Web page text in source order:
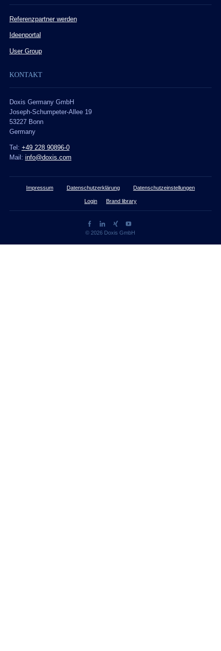
Referenzpartner werden
Ideenportal
User Group
KONTAKT
Doxis Germany GmbH
Joseph-Schumpeter-Allee 19
53227 Bonn
Germany
Tel: +49 228 90896-0
Mail: info@doxis.com
Impressum Datenschutzerklärung Datenschutzeinstellungen
Login Brand library
© 2026 Doxis GmbH